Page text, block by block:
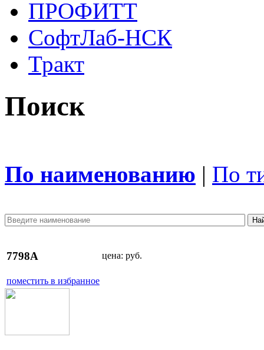
ПРОФИТТ
СофтЛаб-НСК
Тракт
Поиск
По наименованию | По
7798A цена: руб.
поместить в избранное